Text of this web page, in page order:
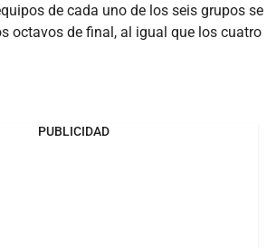
de cada uno de los seis grupos se
octavos de final, al igual que los cuatro
PUBLICIDAD